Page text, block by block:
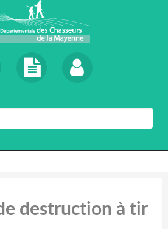
destruction à tir